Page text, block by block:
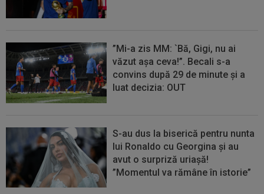
”Mi-a zis MM: `Bă, Gigi, nu ai
văzut așa ceva!”. Becali s-a
convins după 29 de minute și a
luat decizia: OUT
S-au dus la biserică pentru nunta
lui Ronaldo cu Georgina și au
avut o surpriză uriașă!
”Momentul va rămâne în istorie”